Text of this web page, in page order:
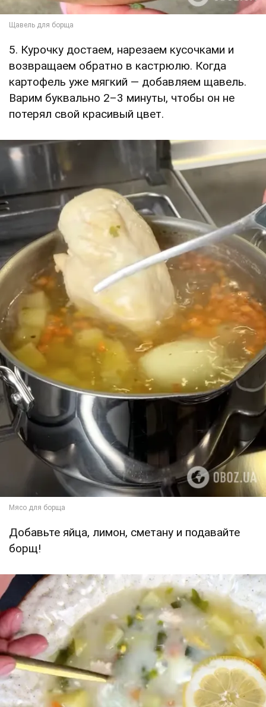
5. Курочку достаем, нарезаем кусочками и
возвращаем обратно в кастрюлю. Когда
картофель уже мягкий — добавляем щавель.
Варим буквально 2–3 минуты, чтобы он не
потерял свой красивый цвет.
Добавьте яйца, лимон, сметану и подавайте
борщ!